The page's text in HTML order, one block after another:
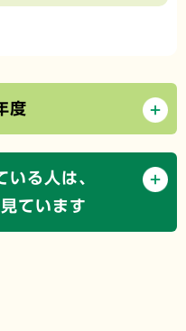
度
いる人は、
ています